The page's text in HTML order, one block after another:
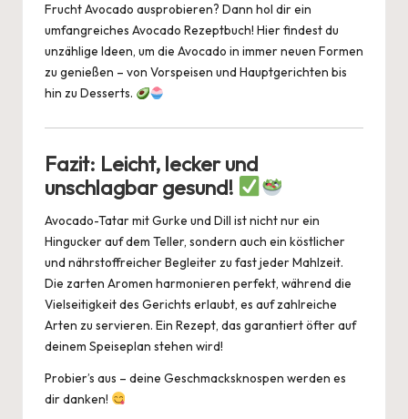
Frucht Avocado ausprobieren? Dann hol dir ein
umfangreiches Avocado Rezeptbuch! Hier findest du
unzählige Ideen, um die Avocado in immer neuen Formen
zu genießen – von Vorspeisen und Hauptgerichten bis
hin zu Desserts.
Fazit: Leicht, lecker und
unschlagbar gesund!
Avocado-Tatar mit Gurke und Dill ist nicht nur ein
Hingucker auf dem Teller, sondern auch ein köstlicher
und nährstoffreicher Begleiter zu fast jeder Mahlzeit.
Die zarten Aromen harmonieren perfekt, während die
Vielseitigkeit des Gerichts erlaubt, es auf zahlreiche
Arten zu servieren. Ein Rezept, das garantiert öfter auf
deinem Speiseplan stehen wird!
Probier’s aus – deine Geschmacksknospen werden es
dir danken!